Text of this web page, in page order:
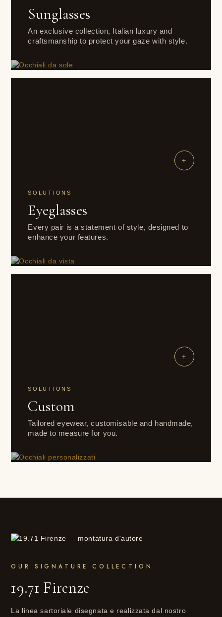
Sunglasses
An exclusive collection, Italian luxury and
craftsmanship to protect your gaze with style.
+
SOLUTIONS
Eyeglasses
Every pair is a statement of style, designed to
enhance your features.
+
SOLUTIONS
Custom
Tailored eyewear, customisable and handmade,
made to measure for you.
OUR SIGNATURE COLLECTION
19.71 Firenze
La linea sartoriale disegnata e realizzata dal nostro